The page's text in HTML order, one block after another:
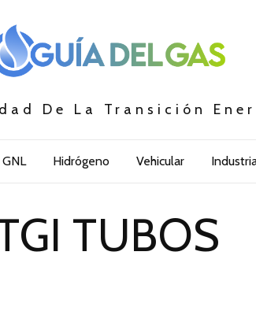
De La Transición
GNL Hidrógeno Vehicular
TUBOS